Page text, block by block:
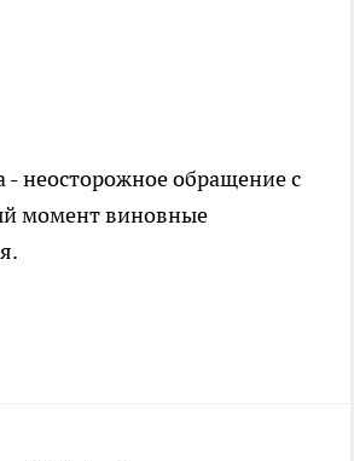
неосторожное обращение с
момент виновные